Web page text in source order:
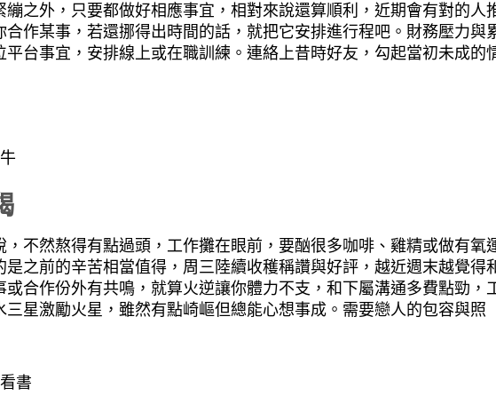
繃之外，只要都做好相應事宜，相對來說還算順利，近期會有對的人
作某事，若還挪得出時間的話，就把它安排進行程吧。財務壓力與
平台事宜，安排線上或在職訓練。連絡上昔時好友，勾起當初未成的
，不然熬得有點過頭，工作攤在眼前，要酗很多咖啡、雞精或做有氧
之前的辛苦相當值得，周三陸續收穫稱讚與好評，越近週末越覺得
合作份外有共鳴，就算火逆讓你體力不支，和下屬溝通多費點勁，
星激勵火星，雖然有點崎嶇但總能心想事成。需要戀人的包容與照
書